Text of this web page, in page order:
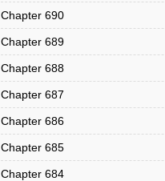
Chapter 690
Chapter 689
Chapter 688
Chapter 687
Chapter 686
Chapter 685
Chapter 684